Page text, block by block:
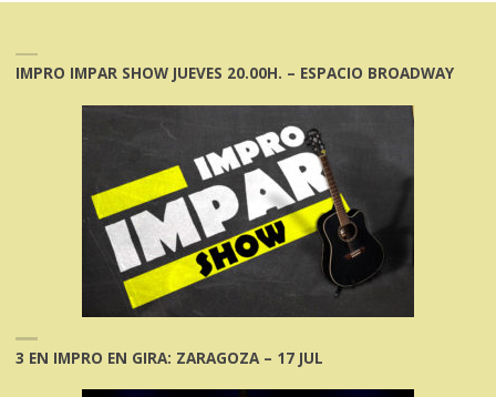
IMPRO IMPAR SHOW JUEVES 20.00H. – ESPACIO BROADWAY
3 EN IMPRO EN GIRA: ZARAGOZA – 17 JUL